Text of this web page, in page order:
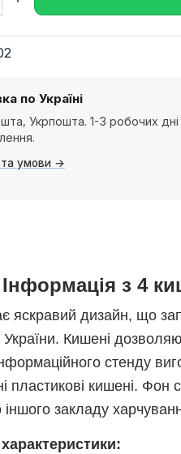
по Україні
Укрпошта. 1-3 робочих дні
умови
з 4
яскравий дизайн, що
Кишені
стенду
пластикові кишені.
закладу